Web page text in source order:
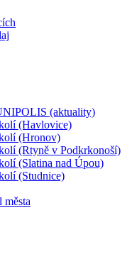
(aktuality)
(Havlovice)
(Hronov)
(Rtyně v Podkrkonoší)
(Slatina nad Úpou)
(Studnice)
města